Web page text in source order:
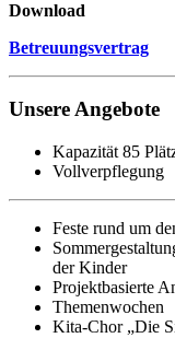
Download
Betreuungsvertrag
Unsere Angebote
Kapazität 85
Vollverpflegung
Feste rund
der Kinder
Projektbasierte
Themenwochen
Kita-Chor „Die